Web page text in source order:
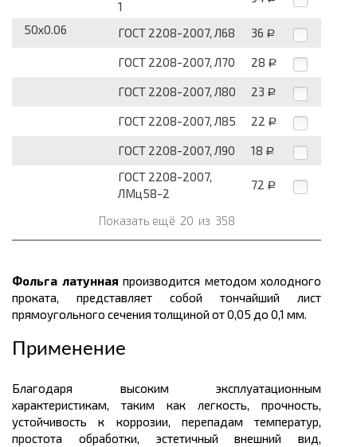
1
50x0.06 ГОСТ 2208-2007, Л68 36 Р
ГОСТ 2208-2007, Л70 28 Р
ГОСТ 2208-2007, Л80 23 Р
ГОСТ 2208-2007, Л85 22 Р
ГОСТ 2208-2007, Л90 18 Р
ГОСТ 2208-2007,
ЛМц58-2
72 Р
Показать ещё 20 из 358
Фольга латунная производится методом холодного
проката, представляет собой тончайший лист
прямоугольного сечения толщиной от 0,05 до 0,1 мм.
Применение
Благодаря высоким эксплуатационным
характеристикам, таким как легкость, прочность,
устойчивость к коррозии, перепадам температур,
простота обработки, эстетичный внешний вид,